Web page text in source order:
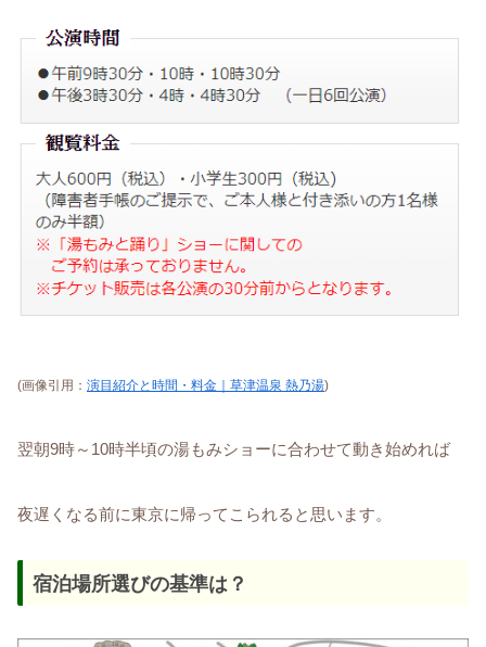
(画像引用： 演目紹介と時間・料金｜草津温泉 熱乃湯)
翌朝9時～10時半頃の湯もみショーに合わせて動き始めれば
夜遅くなる前に東京に帰ってこられると思います。
宿泊場所選びの基準は？